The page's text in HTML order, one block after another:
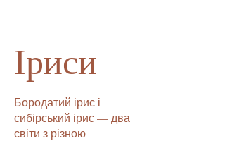
Іриси
Бородатий ірис і
сибірський ірис — два
світи з різною